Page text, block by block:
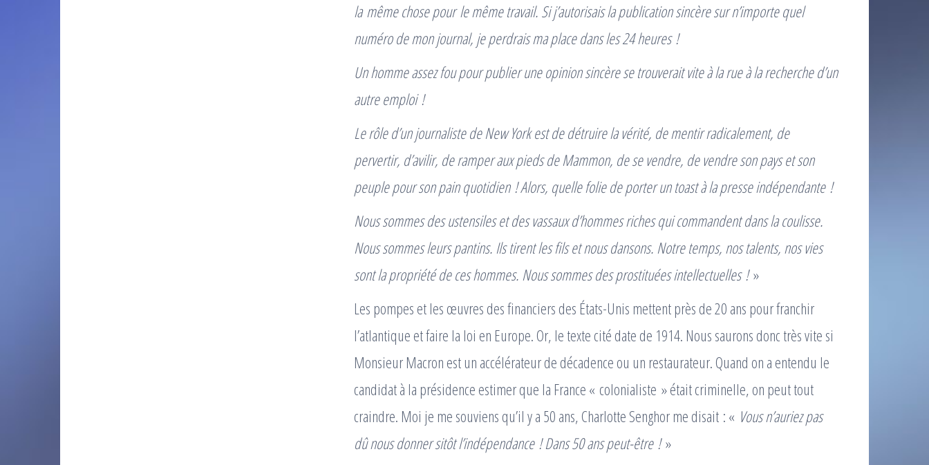
la même chose pour le même travail. Si j’autorisais la publication sincère sur n’importe quel
numéro de mon journal, je perdrais ma place dans les 24 heures !
Un homme assez fou pour publier une opinion sincère se trouverait vite à la rue à la recherche d’un
autre emploi !
Le rôle d’un journaliste de New York est de détruire la vérité, de mentir radicalement, de
pervertir, d’avilir, de ramper aux pieds de Mammon, de se vendre, de vendre son pays et son
peuple pour son pain quotidien ! Alors, quelle folie de porter un toast à la presse indépendante !
Nous sommes des ustensiles et des vassaux d’hommes riches qui commandent dans la coulisse.
Nous sommes leurs pantins. Ils tirent les fils et nous dansons. Notre temps, nos talents, nos vies
sont la propriété de ces hommes. Nous sommes des prostituées intellectuelles !»
Les pompes et les œuvres des financiers des États-Unis mettent près de 20 ans pour franchir
l’atlantique et faire la loi en Europe. Or, le texte cité date de 1914. Nous saurons donc très vite si
Monsieur Macron est un accélérateur de décadence ou un restaurateur. Quand on a entendu le
candidat à la présidence estimer que la France « colonialiste » était criminelle, on peut tout
craindre. Moi je me souviens qu’il y a 50 ans, Charlotte Senghor me disait : « Vous n’auriez pas
dû nous donner sitôt l’indépendance ! Dans 50 ans peut-être !»